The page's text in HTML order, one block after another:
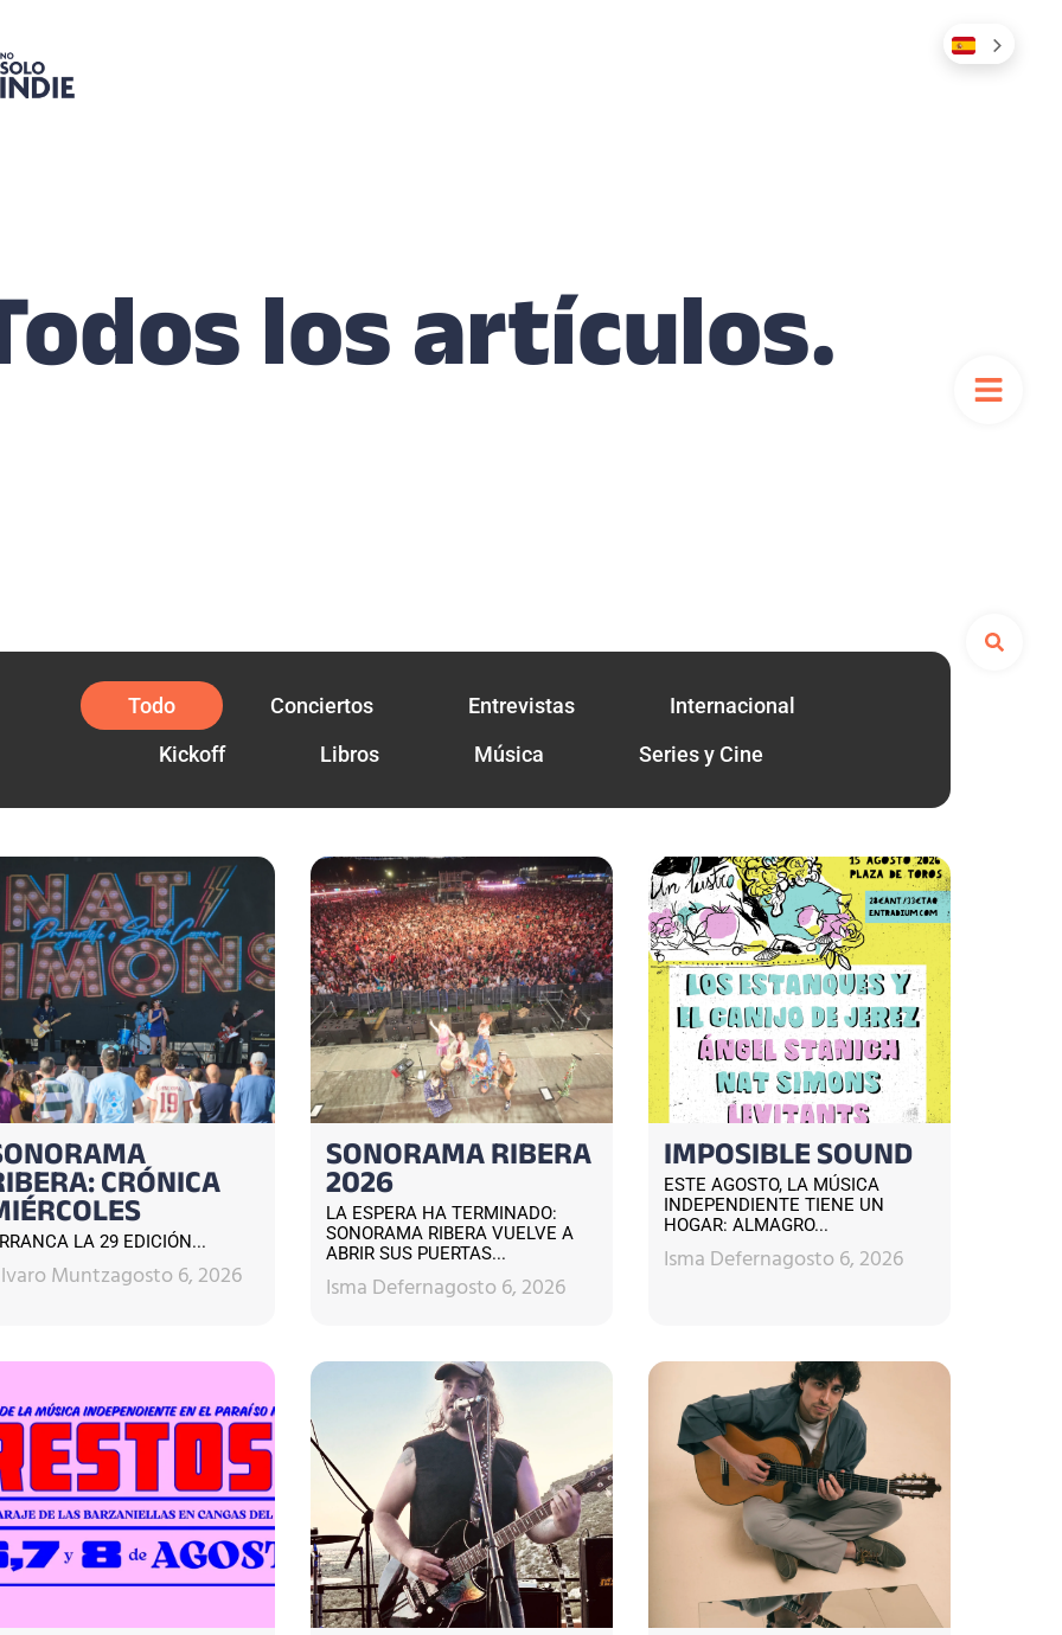
los artículos.
Conciertos Entrevistas
Internacional
Kickoff
Libros Música Series y Cine
Todo
CRÓNICA
LA 29 EDICIÓN...
Muntzagosto 6, 2026
SONORAMA RIBERA
2026
LA ESPERA HA TERMINADO:
SONORAMA RIBERA VUELVE A
ABRIR SUS PUERTAS...
Isma Defernagosto 6, 2026
IMPOSIBLE SOUND
ESTE AGOSTO, LA MÚSICA
INDEPENDIENTE TIENE UN
HOGAR: ALMAGRO...
Isma Defernagosto 6, 2026